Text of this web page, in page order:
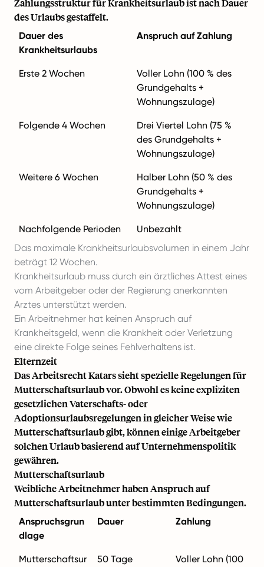
Zahlungsstruktur für Krankheitsurlaub ist nach Dauer
des Urlaubs gestaffelt.
Dauer des
Krankheitsurlaubs
Anspruch auf Zahlung
Erste 2 Wochen
Voller Lohn (100 % des
Grundgehalts +
Wohnungszulage)
Folgende 4 Wochen
Drei Viertel Lohn (75 %
des Grundgehalts +
Wohnungszulage)
Weitere 6 Wochen
Halber Lohn (50 % des
Grundgehalts +
Wohnungszulage)
Nachfolgende Perioden
Unbezahlt
Das maximale Krankheitsurlaubsvolumen in einem Jahr
beträgt 12 Wochen.
Krankheitsurlaub muss durch ein ärztliches Attest eines
vom Arbeitgeber oder der Regierung anerkannten
Arztes unterstützt werden.
Ein Arbeitnehmer hat keinen Anspruch auf
Krankheitsgeld, wenn die Krankheit oder Verletzung
eine direkte Folge seines Fehlverhaltens ist.
Elternzeit
Das Arbeitsrecht Katars sieht spezielle Regelungen für
Mutterschaftsurlaub vor. Obwohl es keine expliziten
gesetzlichen Vaterschafts- oder
Adoptionsurlaubsregelungen in gleicher Weise wie
Mutterschaftsurlaub gibt, können einige Arbeitgeber
solchen Urlaub basierend auf Unternehmenspolitik
gewähren.
Mutterschaftsurlaub
Weibliche Arbeitnehmer haben Anspruch auf
Mutterschaftsurlaub unter bestimmten Bedingungen.
Anspruchsgrun
dlage
Dauer Zahlung
Mutterschaftsur
50 Tage
Voller Lohn (100